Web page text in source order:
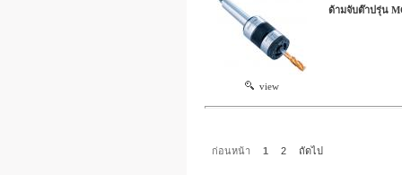
view
ด้ามจับต๊าปรุ่น
ก่อนหน้า 1 2 ถัดไป